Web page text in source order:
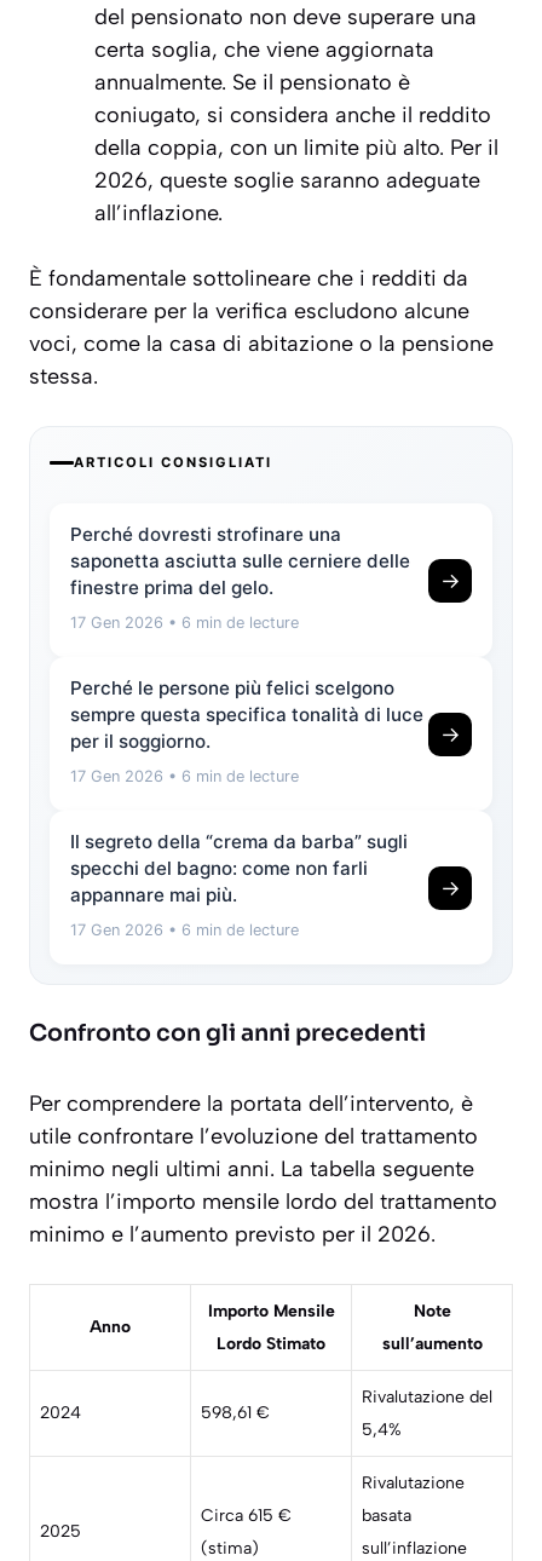
del pensionato non deve superare una
certa soglia, che viene aggiornata
annualmente. Se il pensionato è
coniugato, si considera anche il reddito
della coppia, con un limite più alto. Per il
2026, queste soglie saranno adeguate
all’inflazione.
È fondamentale sottolineare che i redditi da
considerare per la verifica escludono alcune
voci, come la casa di abitazione o la pensione
stessa.
ARTICOLI CONSIGLIATI
Perché dovresti strofinare una
saponetta asciutta sulle cerniere delle
finestre prima del gelo.
17 Gen 2026 • 6 min de lecture
→
Perché le persone più felici scelgono
sempre questa specifica tonalità di luce
per il soggiorno.
17 Gen 2026 • 6 min de lecture
→
Il segreto della “crema da barba” sugli
specchi del bagno: come non farli
appannare mai più.
17 Gen 2026 • 6 min de lecture
→
Confronto con gli anni precedenti
Per comprendere la portata dell’intervento, è
utile confrontare l’evoluzione del trattamento
minimo negli ultimi anni. La tabella seguente
mostra l’importo mensile lordo del trattamento
minimo e l’aumento previsto per il 2026.
Anno
Importo Mensile
Lordo Stimato
Note
sull’aumento
2024 598,61 €
Rivalutazione del
5,4%
2025
Circa 615 €
(stima)
Rivalutazione
basata
sull’inflazione